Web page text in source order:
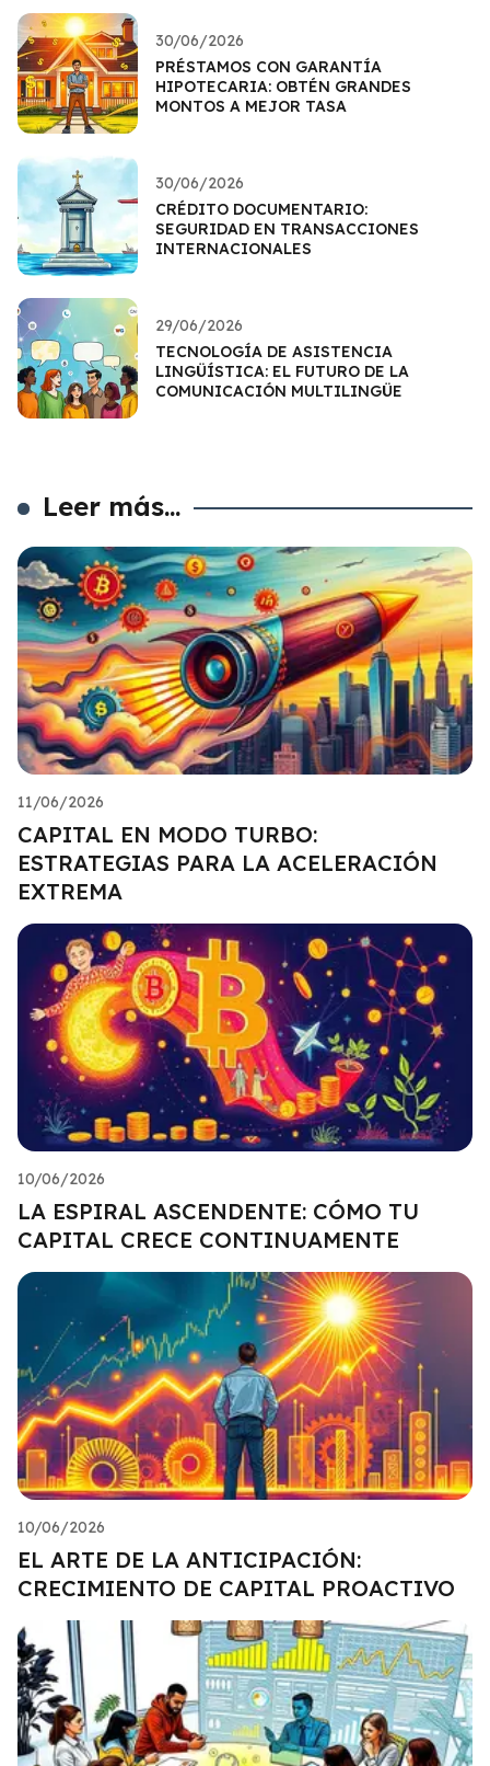
30/06/2026
PRÉSTAMOS CON GARANTÍA
HIPOTECARIA: OBTÉN GRANDES
MONTOS A MEJOR TASA
30/06/2026
CRÉDITO DOCUMENTARIO:
SEGURIDAD EN TRANSACCIONES
INTERNACIONALES
29/06/2026
TECNOLOGÍA DE ASISTENCIA
LINGÜÍSTICA: EL FUTURO DE LA
COMUNICACIÓN MULTILINGÜE
Leer más...
11/06/2026
CAPITAL EN MODO TURBO:
ESTRATEGIAS PARA LA ACELERACIÓN
EXTREMA
10/06/2026
LA ESPIRAL ASCENDENTE: CÓMO TU
CAPITAL CRECE CONTINUAMENTE
10/06/2026
EL ARTE DE LA ANTICIPACIÓN:
CRECIMIENTO DE CAPITAL PROACTIVO